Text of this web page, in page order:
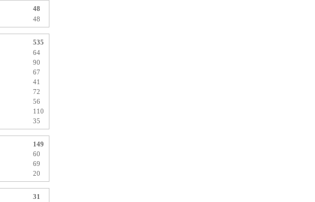
48
48
535
64
90
67
41
72
56
110
35
149
60
69
20
31